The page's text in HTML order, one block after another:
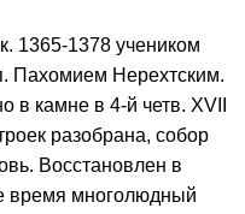
1365-1378 учеником
Пахомием Нерехтским.
в камне в 4-й четв. XVII
разобрана, собор
Восстановлен в
время многолюдный